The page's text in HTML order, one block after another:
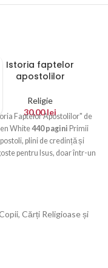
Istoria faptelor
apostolilor
Religie
30,00lei
Faptelor Apostolilor" de
White440 pagini Primii
plini de credință și
pentru Isus, doar într-un
Cărți Religioase și